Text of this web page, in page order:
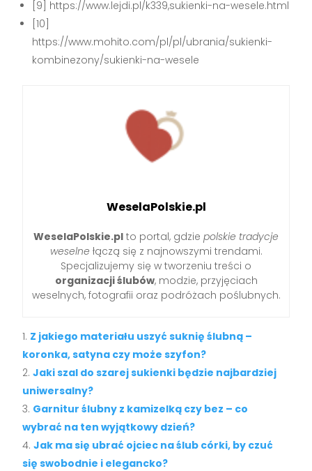
[9] https://www.lejdi.pl/k339,sukienki-na-wesele.html
[10]
https://www.mohito.com/pl/pl/ubrania/sukienki-
kombinezony/sukienki-na-wesele
WeselaPolskie.pl
WeselaPolskie.pl to portal, gdzie polskie tradycje
weselne łączą się z najnowszymi trendami.
Specjalizujemy się w tworzeniu treści o
organizacji ślubów, modzie, przyjęciach
weselnych, fotografii oraz podróżach poślubnych.
Z jakiego materiału uszyć suknię ślubną –
koronka, satyna czy może szyfon?
Jaki szal do szarej sukienki będzie najbardziej
uniwersalny?
Garnitur ślubny z kamizelką czy bez – co
wybrać na ten wyjątkowy dzień?
Jak ma się ubrać ojciec na ślub córki, by czuć
się swobodnie i elegancko?